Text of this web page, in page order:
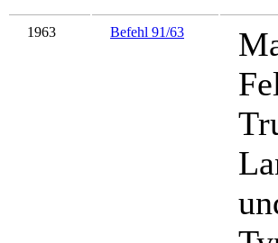
1963 Befehl 91/63